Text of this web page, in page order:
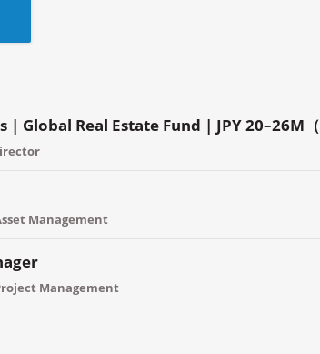
Global Real Estate Fund | JPY 20–26M（
Management
Management